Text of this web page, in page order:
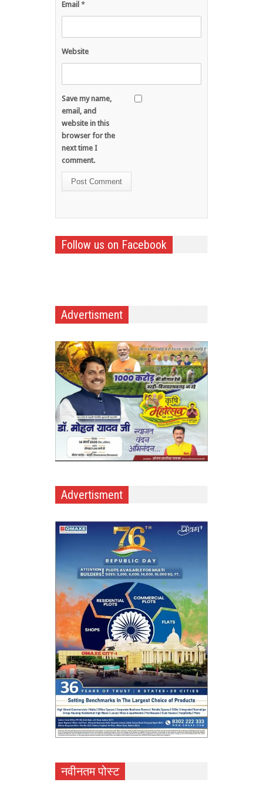
Email *
Website
Save my name,
email, and
website in this
browser for the
next time I
comment.
Follow us on Facebook
Advertisment
Advertisment
नवीनतम पोस्ट